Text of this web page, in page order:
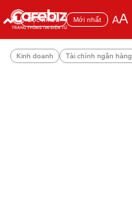
Đọc nhiều Mới nhất AA
Kinh doanh Tài chính ngân hàng